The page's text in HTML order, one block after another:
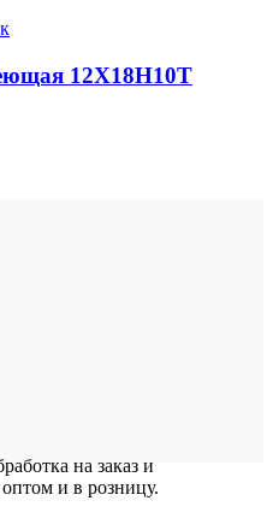
12Х18Н10Т
на заказ и
и в розницу.